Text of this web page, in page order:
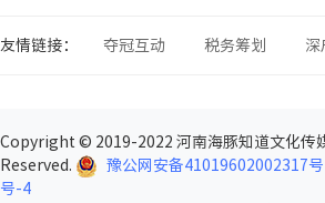
友情链接： 夺冠互动 税务筹划 深
Copyright © 2019-2022 河南海豚知道文化传
Reserved.
豫公网安备41019602002317号
号-4